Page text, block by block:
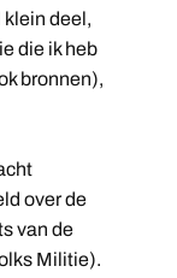
deel,
die ik heb
bronnen),
over de
van de
Militie).